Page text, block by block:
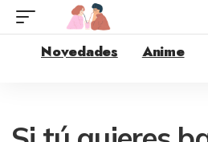
Novedades
Anime